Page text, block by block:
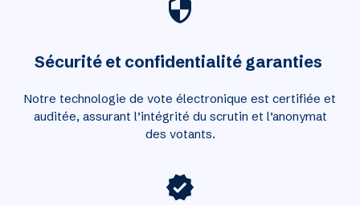
Sécurité et confidentialité garanties
Notre technologie de vote électronique est certifiée et
auditée, assurant l’intégrité du scrutin et l’anonymat
des votants.